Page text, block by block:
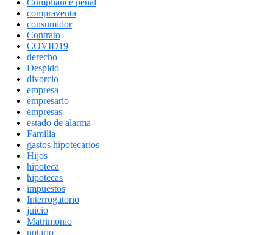
Compliance penal
compraventa
consumidor
Contrato
COVID19
derecho
Despido
divorcio
empresa
empresario
empresas
estado de alarma
Familia
gastos hipotecarios
Hijos
hipoteca
hipotecas
impuestos
Interrogatorio
juicio
Matrimonio
notario